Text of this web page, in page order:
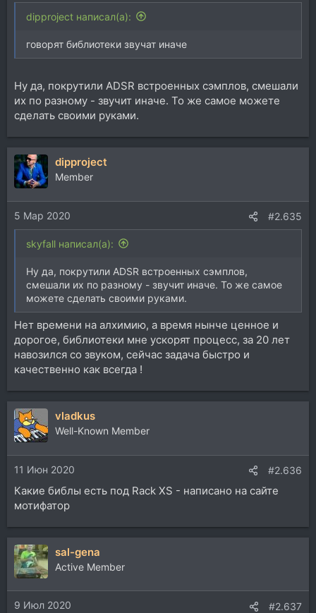
dipproject написал(а):
говорят библиотеки звучат иначе
Ну да, покрутили ADSR встроенных сэмплов, смешали
их по разному - звучит иначе. То же самое можете
сделать своими руками.
dipproject
Member
5 Мар 2020 #2.635
skyfall написал(а):
Ну да, покрутили ADSR встроенных сэмплов,
смешали их по разному - звучит иначе. То же самое
можете сделать своими руками.
Нет времени на алхимию, а время нынче ценное и
дорогое, библиотеки мне ускорят процесс, за 20 лет
навозился со звуком, сейчас задача быстро и
качественно как всегда !
vladkus
Well-Known Member
11 Июн 2020 #2.636
Какие библы есть под Rack XS - написано на сайте
мотифатор
sal-gena
Active Member
9 Июл 2020 #2.637